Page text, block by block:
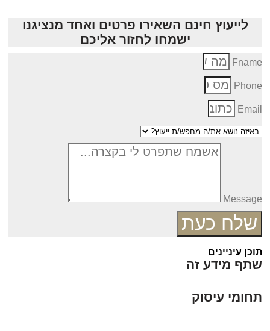
לייעוץ חינם השאירו פרטים ואחד מנציגנו
ישמחו לחזור אליכם
שלח כעת
עיניינים
מידע זה
עיסוק